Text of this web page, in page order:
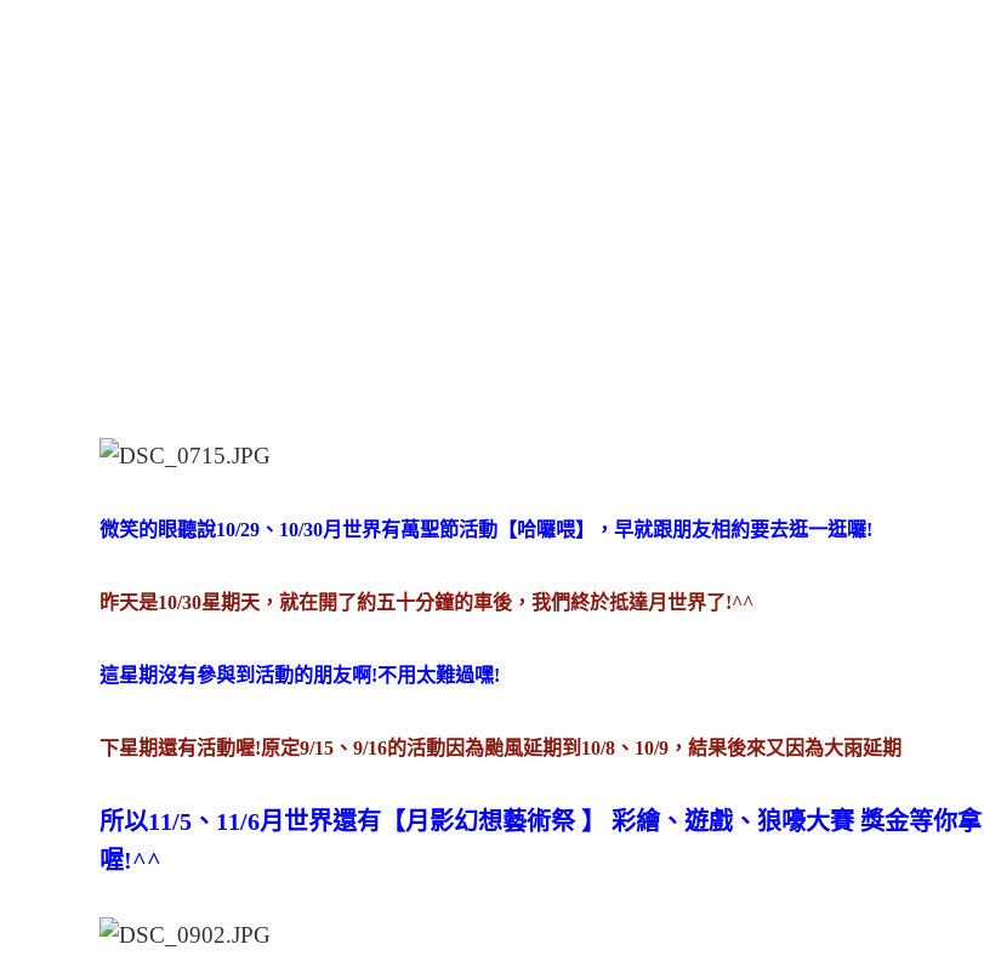
微笑的眼聽說10/29、10/30月世界有萬聖節活動【哈囉喂】，早就跟朋友相約要去逛一逛囉!
昨天是10/30星期天，就在開了約五十分鐘的車後，我們終於抵達月世界了!^^
這星期沒有參與到活動的朋友啊!不用太難過嘿!
下星期還有活動喔!原定9/15、9/16的活動因為颱風延期到10/8、10/9，結果後來又因為大雨延期
所以11/5、11/6月世界還有 【月影幻想藝術祭 】 彩繪、遊戲、狼嚎大賽 獎金等你拿
喔!^^